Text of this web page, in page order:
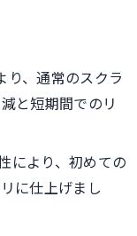
、通常のスクラ
と短期間でのリ
により、初めての
に仕上げまし